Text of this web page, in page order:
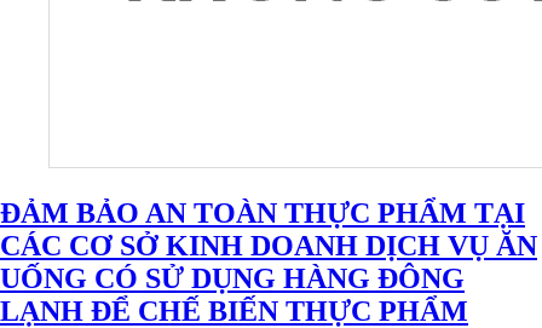
ĐẢM BẢO AN TOÀN THỰC PHẨM TẠI
CÁC CƠ SỞ KINH DOANH DỊCH VỤ ĂN
UỐNG CÓ SỬ DỤNG HÀNG ĐÔNG
LẠNH ĐỂ CHẾ BIẾN THỰC PHẨM